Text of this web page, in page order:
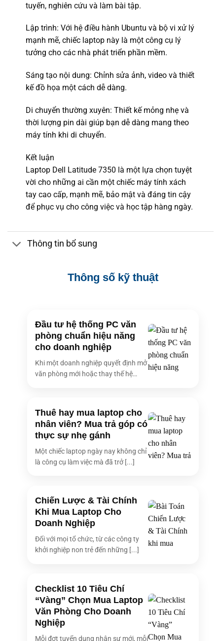
tuyến, nghiên cứu và làm bài tập.
Lập trình: Với hệ điều hành Ubuntu và bộ vi xử lý
mạnh mẽ, chiếc laptop này là một công cụ lý
tưởng cho các nhà phát triển phần mềm.
Sáng tạo nội dung: Chỉnh sửa ảnh, video và thiết
kế đồ họa một cách dễ dàng.
Di chuyển thường xuyên: Thiết kế mỏng nhẹ và
thời lượng pin dài giúp bạn dễ dàng mang theo
máy tính khi di chuyển.
Kết luận
Laptop Dell Latitude 7350 là một lựa chọn tuyệt
vời cho những ai cần một chiếc máy tính xách
tay cao cấp, mạnh mẽ, bảo mật và đáng tin cậy
để phục vụ cho công việc và học tập hàng ngày.
Thông tin bổ sung
Thông số kỹ thuật
Đầu tư hệ thống PC văn
phòng chuẩn hiệu năng
cho doanh nghiệp
Khi một doanh nghiệp quyết định mở
văn phòng mới hoặc thay thế hệ
Thuê hay mua laptop cho
nhân viên? Mua trả góp có
thực sự nhẹ gánh
Một chiếc laptop ngày nay không chỉ
là công cụ làm việc mà đã trở [...]
Chiến Lược & Tài Chính
Khi Mua Laptop Cho
Doanh Nghiệp
Đối với mọi tổ chức, từ các công ty
khởi nghiệp non trẻ đến những [...]
Checklist 10 Tiêu Chí
“Vàng” Chọn Mua Laptop
Văn Phòng Cho Doanh
Nghiệp
Mỗi đợt tuyển dụng nhân sự mới, mỗi